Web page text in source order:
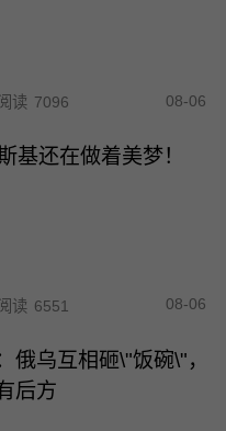
读 7096 08-06
基还在做着美梦！
读 6551 08-06
俄乌互相砸\"饭碗\"，
后方